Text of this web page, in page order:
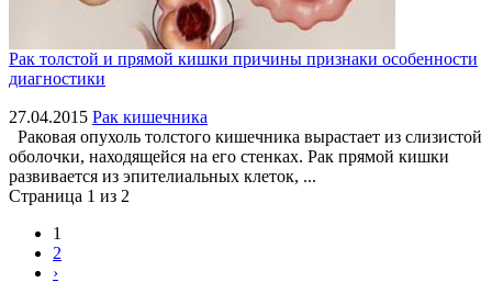
Рак толстой и прямой кишки причины признаки особенности
диагностики
27.04.2015 Рак кишечника
Раковая опухоль толстого кишечника вырастает из слизистой
оболочки, находящейся на его стенках. Рак прямой кишки
развивается из эпителиальных клеток, ...
Страница 1 из 2
1
2
›